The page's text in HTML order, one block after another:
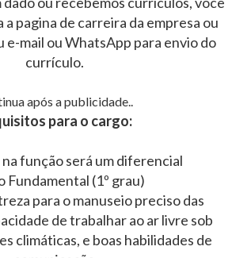
pagina de carreira da empresa ou
e-mail ou WhatsApp para envio do
currículo.
após a publicidade..
para o cargo:
função será um diferencial
Fundamental (1º grau)
para o manuseio preciso das
de trabalhar ao ar livre sob
climáticas, e boas habilidades de